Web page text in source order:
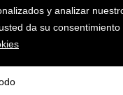
y analizar
da su consentimiento